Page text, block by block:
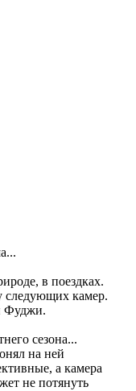
в поездках.
следующих камер.
Фуджи.
сезона...
на ней
а камера
не потянуть